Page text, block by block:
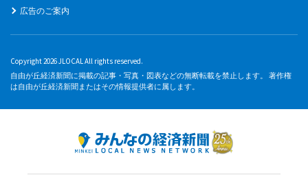
広告のご案内
Copyright 2026 JLOCAL All rights reserved.
自由が丘経済新聞に掲載の記事・写真・図表などの無断転載を禁止します。 著作権
は自由が丘経済新聞またはその情報提供者に属します。